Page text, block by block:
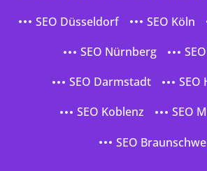
SEO Düsseldorf
SEO Köln
SEO Nürnberg
SEO Darmstadt
SEO
SEO Koblenz
SEO
SEO